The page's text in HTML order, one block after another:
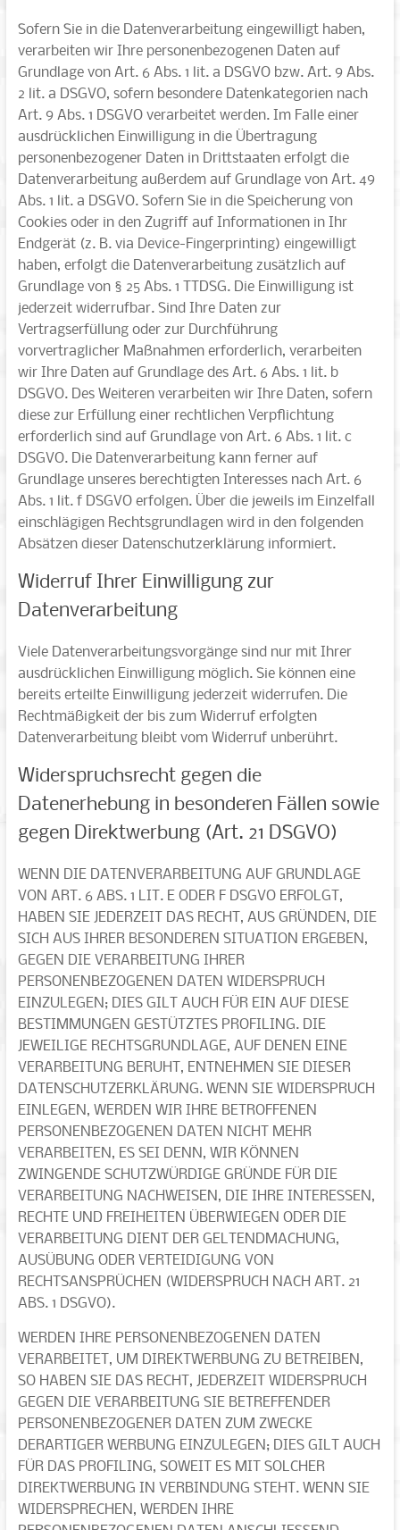
Sofern Sie in die Datenverarbeitung eingewilligt haben,
verarbeiten wir Ihre personenbezogenen Daten auf
Grundlage von Art. 6 Abs. 1 lit. a DSGVO bzw. Art. 9 Abs.
2 lit. a DSGVO, sofern besondere Datenkategorien nach
Art. 9 Abs. 1 DSGVO verarbeitet werden. Im Falle einer
ausdrücklichen Einwilligung in die Übertragung
personenbezogener Daten in Drittstaaten erfolgt die
Datenverarbeitung außerdem auf Grundlage von Art. 49
Abs. 1 lit. a DSGVO. Sofern Sie in die Speicherung von
Cookies oder in den Zugriff auf Informationen in Ihr
Endgerät (z. B. via Device-Fingerprinting) eingewilligt
haben, erfolgt die Datenverarbeitung zusätzlich auf
Grundlage von § 25 Abs. 1 TTDSG. Die Einwilligung ist
jederzeit widerrufbar. Sind Ihre Daten zur
Vertragserfüllung oder zur Durchführung
vorvertraglicher Maßnahmen erforderlich, verarbeiten
wir Ihre Daten auf Grundlage des Art. 6 Abs. 1 lit. b
DSGVO. Des Weiteren verarbeiten wir Ihre Daten, sofern
diese zur Erfüllung einer rechtlichen Verpflichtung
erforderlich sind auf Grundlage von Art. 6 Abs. 1 lit. c
DSGVO. Die Datenverarbeitung kann ferner auf
Grundlage unseres berechtigten Interesses nach Art. 6
Abs. 1 lit. f DSGVO erfolgen. Über die jeweils im Einzelfall
einschlägigen Rechtsgrundlagen wird in den folgenden
Absätzen dieser Datenschutzerklärung informiert.
Widerruf Ihrer Einwilligung zur
Datenverarbeitung
Viele Datenverarbeitungsvorgänge sind nur mit Ihrer
ausdrücklichen Einwilligung möglich. Sie können eine
bereits erteilte Einwilligung jederzeit widerrufen. Die
Rechtmäßigkeit der bis zum Widerruf erfolgten
Datenverarbeitung bleibt vom Widerruf unberührt.
Widerspruchsrecht gegen die
Datenerhebung in besonderen Fällen sowie
gegen Direktwerbung (Art. 21 DSGVO)
WENN DIE DATENVERARBEITUNG AUF GRUNDLAGE
VON ART. 6 ABS. 1 LIT. E ODER F DSGVO ERFOLGT,
HABEN SIE JEDERZEIT DAS RECHT, AUS GRÜNDEN, DIE
SICH AUS IHRER BESONDEREN SITUATION ERGEBEN,
GEGEN DIE VERARBEITUNG IHRER
PERSONENBEZOGENEN DATEN WIDERSPRUCH
EINZULEGEN; DIES GILT AUCH FÜR EIN AUF DIESE
BESTIMMUNGEN GESTÜTZTES PROFILING. DIE
JEWEILIGE RECHTSGRUNDLAGE, AUF DENEN EINE
VERARBEITUNG BERUHT, ENTNEHMEN SIE DIESER
DATENSCHUTZERKLÄRUNG. WENN SIE WIDERSPRUCH
EINLEGEN, WERDEN WIR IHRE BETROFFENEN
PERSONENBEZOGENEN DATEN NICHT MEHR
VERARBEITEN, ES SEI DENN, WIR KÖNNEN
ZWINGENDE SCHUTZWÜRDIGE GRÜNDE FÜR DIE
VERARBEITUNG NACHWEISEN, DIE IHRE INTERESSEN,
RECHTE UND FREIHEITEN ÜBERWIEGEN ODER DIE
VERARBEITUNG DIENT DER GELTENDMACHUNG,
AUSÜBUNG ODER VERTEIDIGUNG VON
RECHTSANSPRÜCHEN (WIDERSPRUCH NACH ART. 21
ABS. 1 DSGVO).
WERDEN IHRE PERSONENBEZOGENEN DATEN
VERARBEITET, UM DIREKTWERBUNG ZU BETREIBEN,
SO HABEN SIE DAS RECHT, JEDERZEIT WIDERSPRUCH
GEGEN DIE VERARBEITUNG SIE BETREFFENDER
PERSONENBEZOGENER DATEN ZUM ZWECKE
DERARTIGER WERBUNG EINZULEGEN; DIES GILT AUCH
FÜR DAS PROFILING, SOWEIT ES MIT SOLCHER
DIREKTWERBUNG IN VERBINDUNG STEHT. WENN SIE
WIDERSPRECHEN, WERDEN IHRE